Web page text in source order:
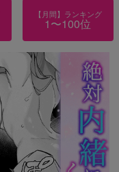
【月間】ランキング
1〜100位